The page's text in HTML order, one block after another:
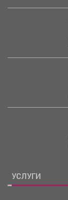
УСЛУГИ